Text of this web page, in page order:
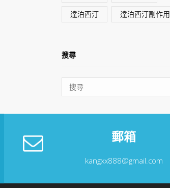
達泊西汀 達泊西汀副作用
搜尋
郵箱
kangxx888@gmail.com